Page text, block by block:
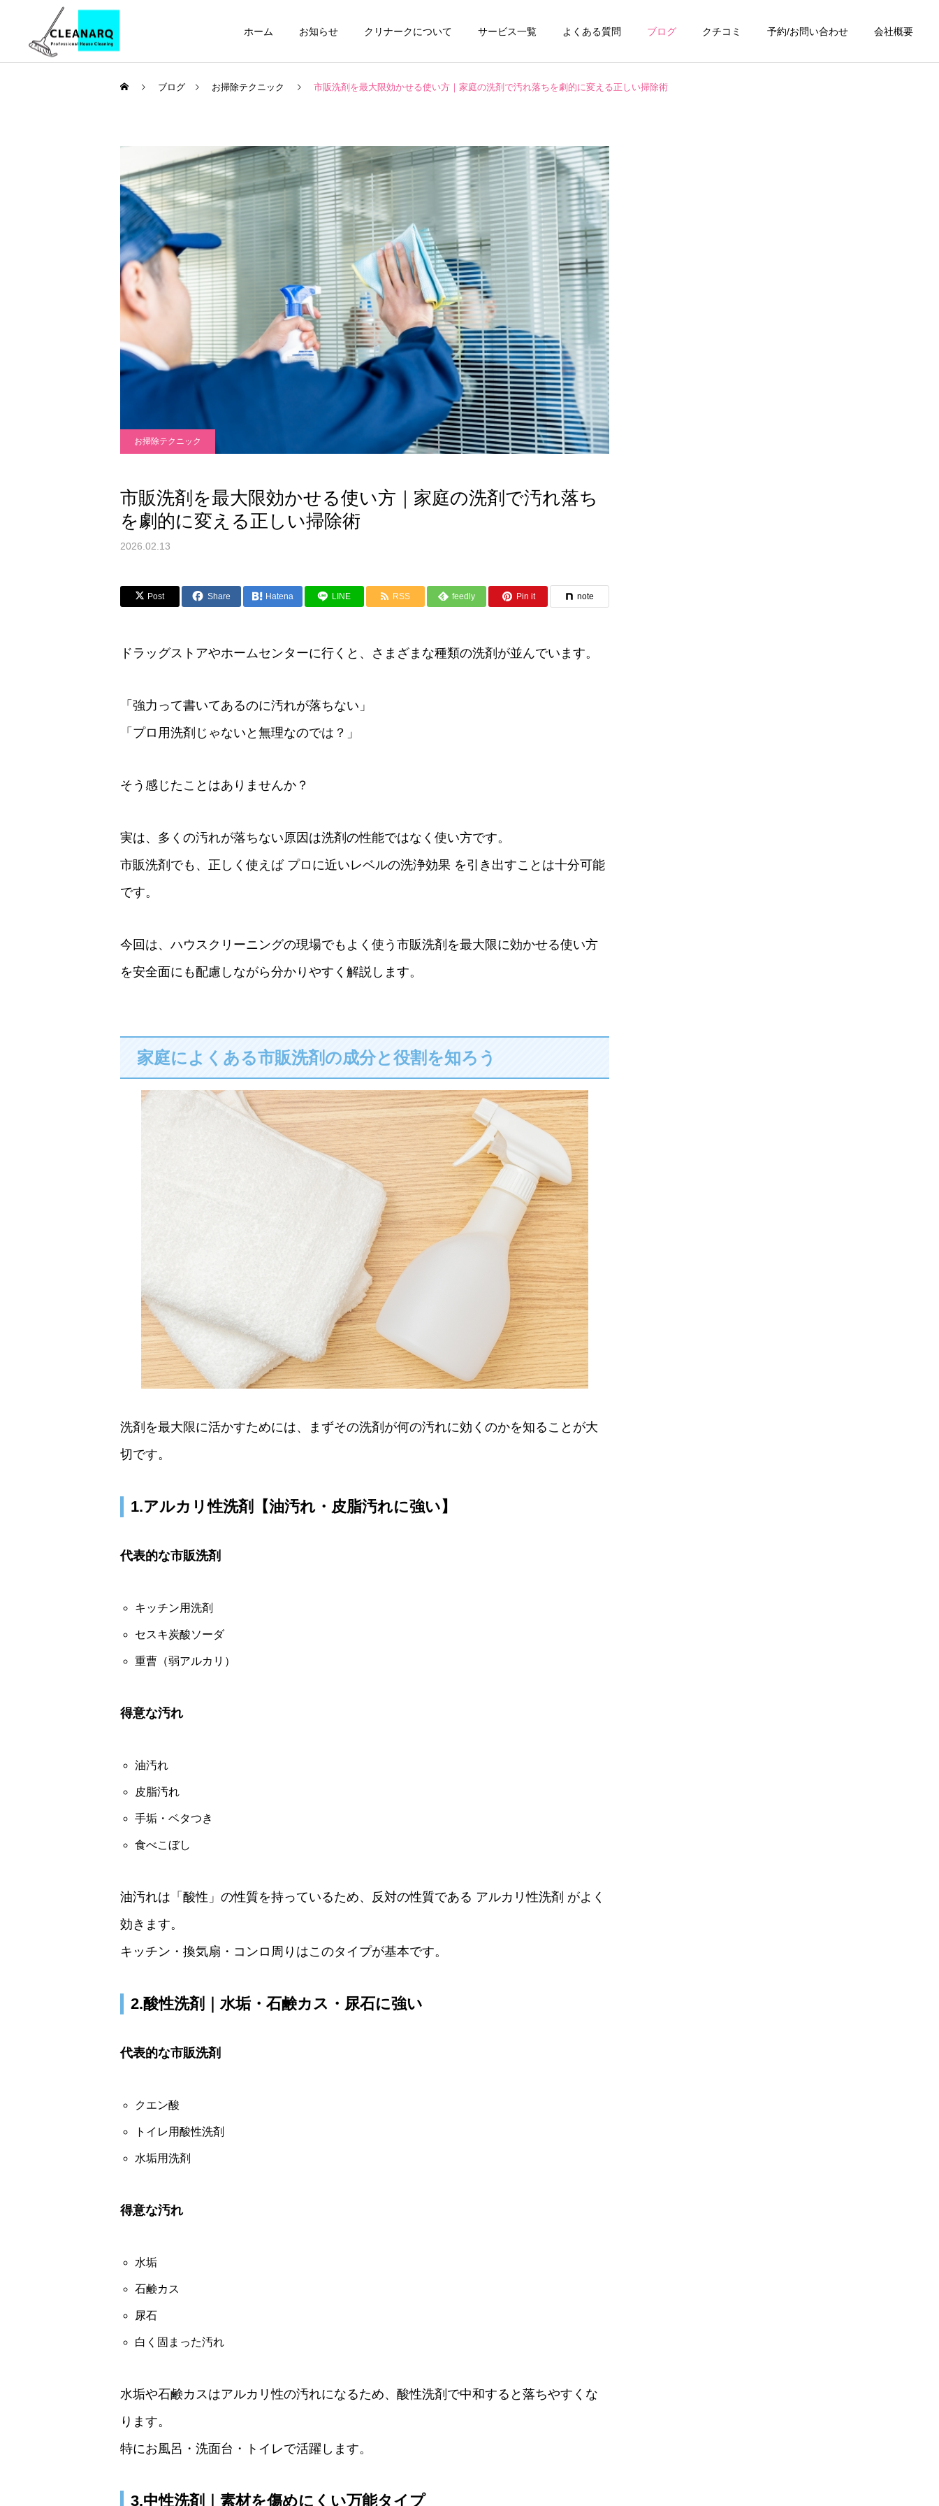
ホーム お知らせ クリナークについて サービス一覧 よくある質問 ブログ クチコミ 予約/お問い合わせ 会社概要
引っ越し前後まるごと
セット
チタンコーティング エアコンクリーニング
レンジフードクリーニ
キッチンクリーニング 洗濯機クリーニング
ハウスクリーニング
全般
年1回は必ず掃除したい場
所リスト10選｜放置すると
危険な家の汚れと家庭にあ
る道具でできる掃除方法
お掃除テクニック
水垢が洗剤で落ちない本当
の理由とは？ | 自宅ででき
る簡単掃除から頑固な水垢
対策までご紹介！
ハウスクリーニング
全般
ペット飼育家庭の臭い対策
と毛・汚れの掃除方法｜ハ
ウスクリーニング知識で家
を清潔に保つ
ブログ お掃除テクニック 市販洗剤を最大限効かせる使い方｜家庭の洗剤で汚れ落ちを劇的に変える正しい掃除術
お掃除テクニック
市販洗剤を最大限効かせる使い方｜家庭の洗剤で汚れ落ち
を劇的に変える正しい掃除術
2026.02.13
Post Share Hatena LINE RSS feedly Pin it note
ドラッグストアやホームセンターに行くと、さまざまな種類の洗剤が並んでいます。
「強力って書いてあるのに汚れが落ちない」
「プロ用洗剤じゃないと無理なのでは？」
そう感じたことはありませんか？
実は、多くの汚れが落ちない原因は洗剤の性能ではなく使い方です。
市販洗剤でも、正しく使えば プロに近いレベルの洗浄効果 を引き出すことは十分可能
です。
今回は、ハウスクリーニングの現場でもよく使う市販洗剤を最大限に効かせる使い方
を安全面にも配慮しながら分かりやすく解説します。
家庭によくある市販洗剤の成分と役割を知ろう
洗剤を最大限に活かすためには、まずその洗剤が何の汚れに効くのかを知ることが大
切です。
1.アルカリ性洗剤【油汚れ・皮脂汚れに強い】
代表的な市販洗剤
キッチン用洗剤
セスキ炭酸ソーダ
重曹（弱アルカリ）
得意な汚れ
油汚れ
皮脂汚れ
手垢・ベタつき
食べこぼし
油汚れは「酸性」の性質を持っているため、反対の性質である アルカリ性洗剤 がよく
効きます。
キッチン・換気扇・コンロ周りはこのタイプが基本です。
2.酸性洗剤｜水垢・石鹸カス・尿石に強い
代表的な市販洗剤
クエン酸
トイレ用酸性洗剤
水垢用洗剤
得意な汚れ
水垢
石鹸カス
尿石
白く固まった汚れ
水垢や石鹸カスはアルカリ性の汚れになるため、酸性洗剤で中和すると落ちやすくな
ります。
特にお風呂・洗面台・トイレで活躍します。
3.中性洗剤｜素材を傷めにくい万能タイプ